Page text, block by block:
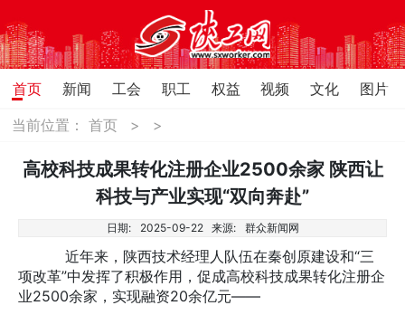
首页 新闻 工会 职工 权益 视频 文化
图片
当前位置：首页 > >
高校科技成果转化注册企业2500余家 陕西让
科技与产业实现“双向奔赴”
日期: 2025-09-22 来源: 群众新闻网
近年来，陕西技术经理人队伍在秦创原建设和“三
项改革”中发挥了积极作用，促成高校科技成果转化注册企
业2500余家，实现融资20余亿元——